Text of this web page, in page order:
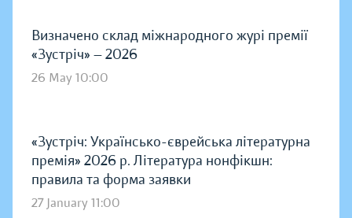
Визначено склад міжнародного журі премії
«Зустріч» — 2026
26 May 10:00
«Зустріч: Українсько-єврейська літературна
премія» 2026 р. Література нонфікшн:
правила та форма заявки
27 January 11:00